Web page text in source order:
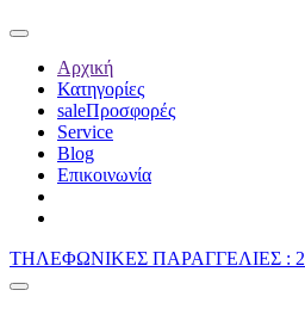
Αρχική
Κατηγορίες
saleΠροσφορές
Service
Blog
Επικοινωνία
ΤΗΛΕΦΩΝΙΚΕΣ ΠΑΡΑΓΓΕΛΙΕΣ :